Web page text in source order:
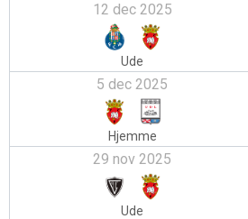
12 dec 2025
Ude
5 dec 2025
Hjemme
29 nov 2025
Ude